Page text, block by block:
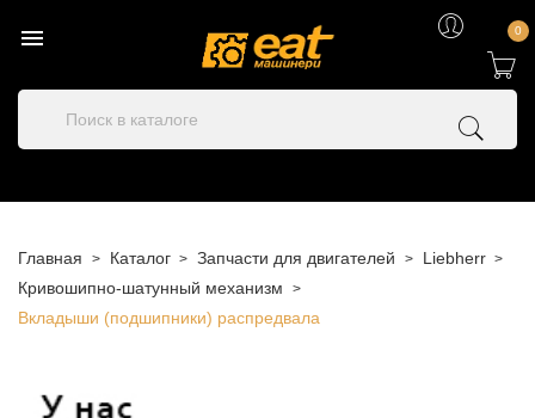
 0
Главная Каталог Запчасти для двигателей
Liebherr
Кривошипно-шатунный механизм
Вкладыши (подшипники) распредвала